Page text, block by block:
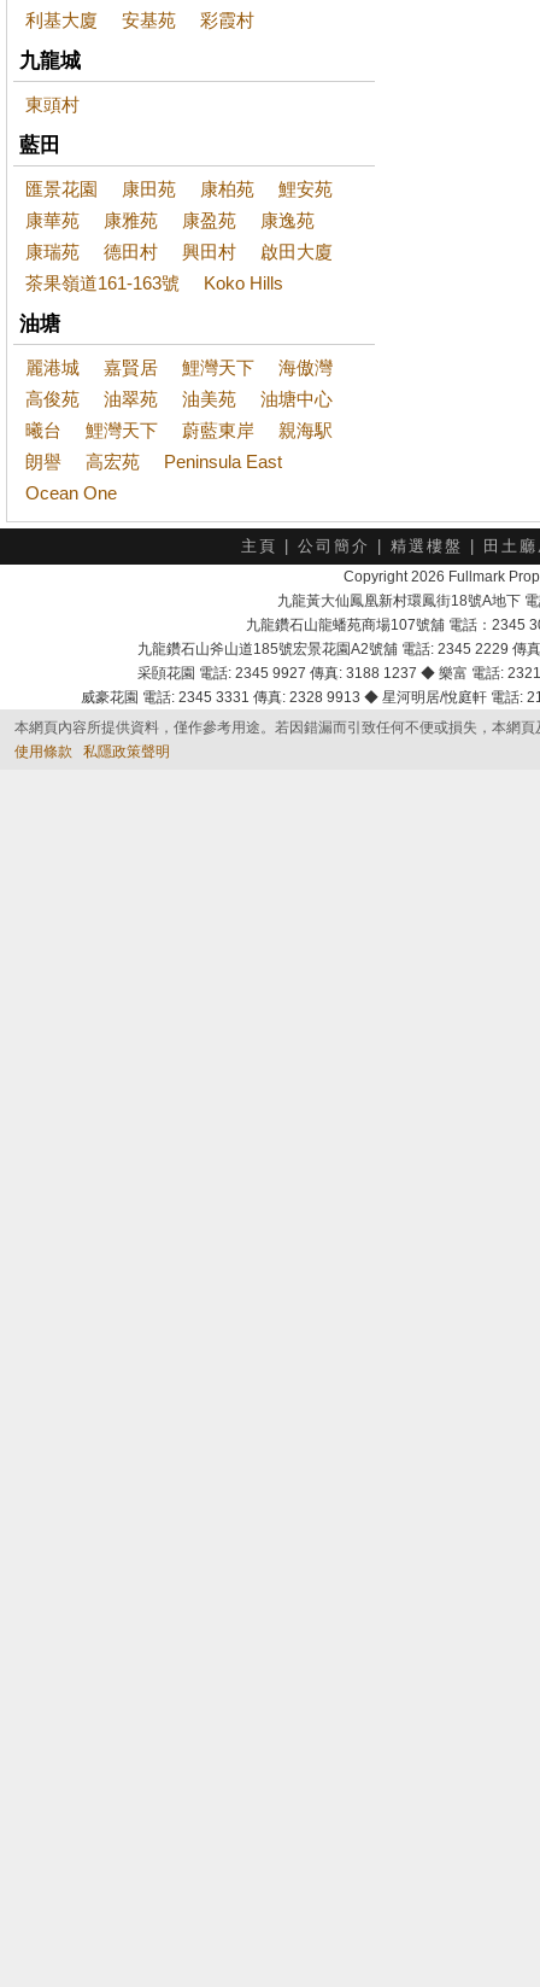
利基大廈 安基苑 彩霞村
九龍城
東頭村
藍田
匯景花園 康田苑 康柏苑
鯉安苑
康華苑
康雅苑 康盈苑
康逸苑
康瑞苑
德田村 興田村
啟田大廈
茶果嶺道161-163號
Koko Hills
油塘
麗港城 嘉賢居 鯉灣天下
海傲灣
高俊苑
油翠苑 油美苑
油塘中心
曦台
鯉灣天下 蔚藍東岸
親海駅
朗譽
高宏苑
Peninsula East
Ocean One
主頁 公司簡介 精選樓盤 田土
Copyright 2026 Fullmark
九龍黃大仙鳳凰新村環鳳街18號A地下
九龍鑽石山龍蟠苑商場107號舖 電話：2345
九龍鑽石山斧山道185號宏景花園A2號舖 電話: 2345 2229
采頣花園 電話: 2345 9927 傳真: 3188 1237 ◆ 樂富 電話:
威豪花園 電話: 2345 3331 傳真: 2328 9913 ◆ 星河明居/悅庭軒 電話
本網頁內容所提供資料，僅作參考用途。若因錯漏而引致任何不便或損失，本網
使用條款
私隱政策聲明